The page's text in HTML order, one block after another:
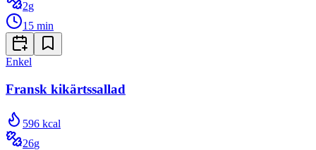
2g
15 min
Enkel
Fransk kikärtssallad
596 kcal
26g